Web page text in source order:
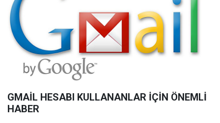
GMAİL HESABI KULLANANLAR İÇİN ÖNEMLİ
HABER